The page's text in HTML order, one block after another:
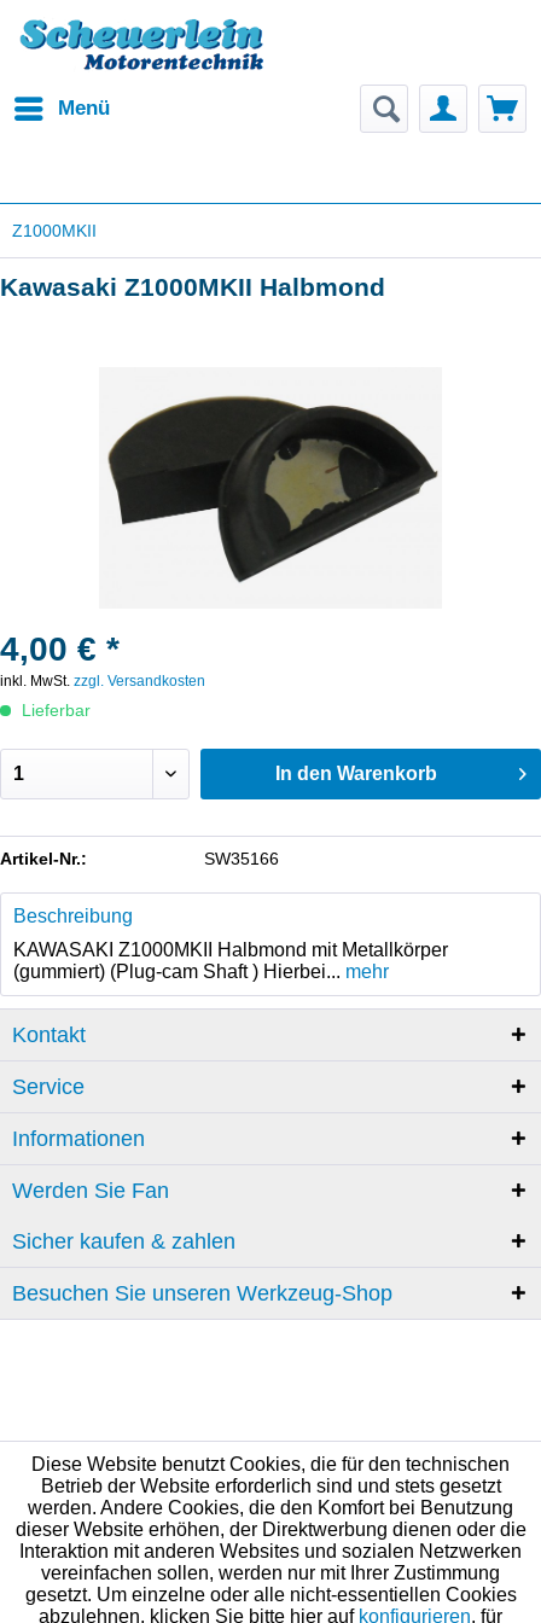
Menü
Z1000MKII
Kawasaki Z1000MKII Halbmond
4,00 € *
inkl. MwSt. zzgl. Versandkosten
Lieferbar
In den Warenkorb
Artikel-Nr.: SW35166
Beschreibung
KAWASAKI Z1000MKII Halbmond mit Metallkörper
(gummiert) (Plug-cam Shaft ) Hierbei... mehr
Kontakt
Service
Informationen
Werden Sie Fan
Sicher kaufen & zahlen
Besuchen Sie unseren Werkzeug-Shop
Diese Website benutzt Cookies, die für den technischen
Betrieb der Website erforderlich sind und stets gesetzt
werden. Andere Cookies, die den Komfort bei Benutzung
dieser Website erhöhen, der Direktwerbung dienen oder die
Interaktion mit anderen Websites und sozialen Netzwerken
vereinfachen sollen, werden nur mit Ihrer Zustimmung
gesetzt. Um einzelne oder alle nicht-essentiellen Cookies
abzulehnen, klicken Sie bitte hier auf konfigurieren, für